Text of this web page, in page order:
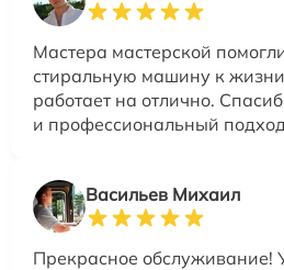
Мастера мастерской
стиральную машину к
работает на отлично.
и профессиональный
Васильев Михаил
Прекрасное обслуживание!